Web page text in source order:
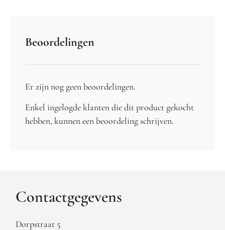
Beoordelingen
Er zijn nog geen beoordelingen.
Enkel ingelogde klanten die dit product gekocht
hebben, kunnen een beoordeling schrijven.
Contactgegevens
Dorpstraat 5